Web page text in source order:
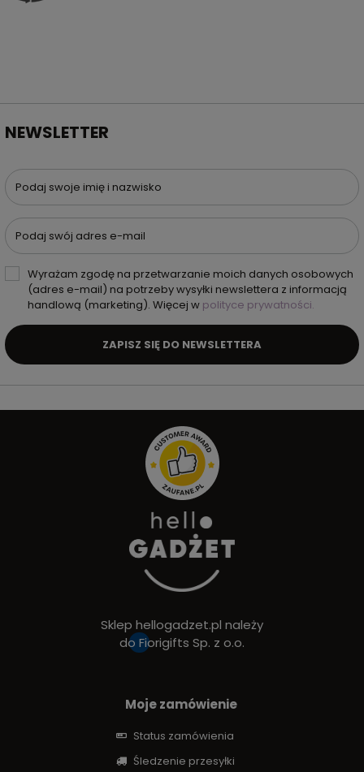
NEWSLETTER
Podaj swoje imię i nazwisko
Podaj swój adres e-mail
Wyrażam zgodę na przetwarzanie moich danych osobowych
(adres e-mail) na potrzeby wysyłki newslettera z informacją
handlową (marketing). Więcej w polityce prywatności.
ZAPISZ SIĘ DO NEWSLETTERA
Sklep hellogadzet.pl należy
do Fiorigifts Sp. z o.o.
Moje zamówienie
Status zamówienia
Śledzenie przesyłki